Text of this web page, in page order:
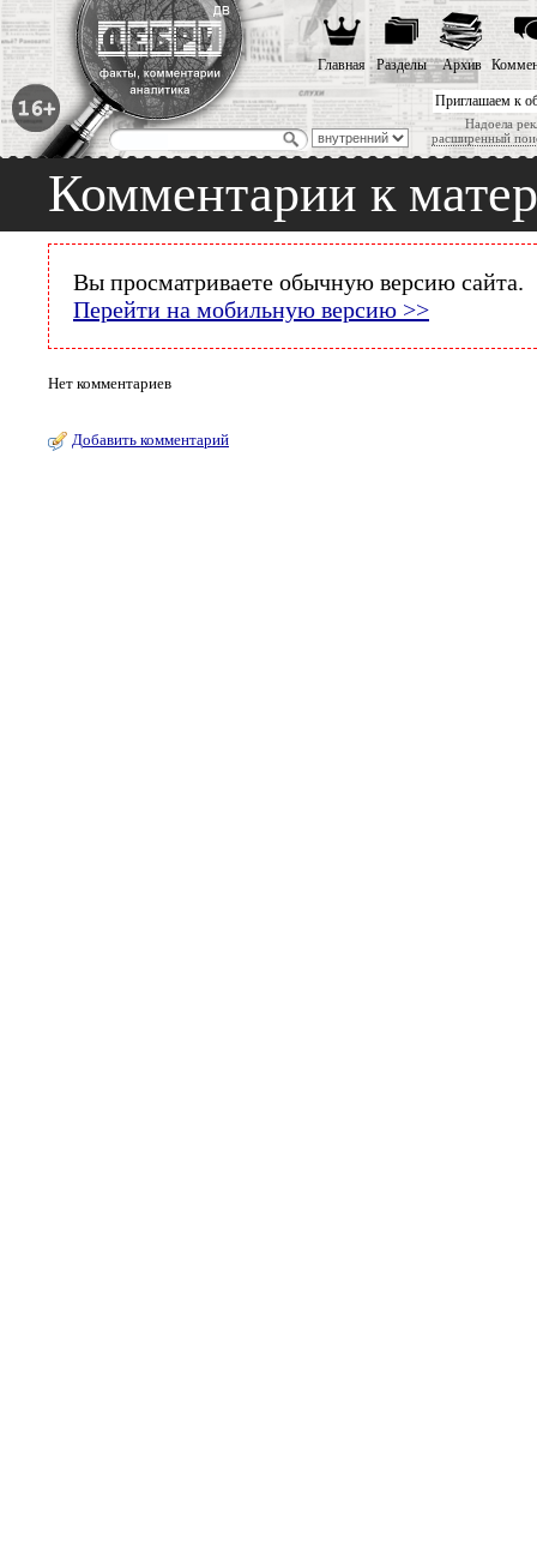
Приглашаем к
Надоела
расширенный
Главная Разделы Архив
Комментарии к
Вы просматриваете обычную версию сайта.
Перейти на мобильную версию >>
Нет комментариев
Добавить комментарий